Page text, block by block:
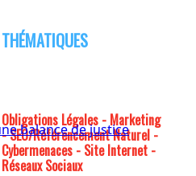
THÉMATIQUES
Obligations Légales - Marketing
- SEO/Référencement Naturel -
Cybermenaces - Site Internet -
Réseaux Sociaux